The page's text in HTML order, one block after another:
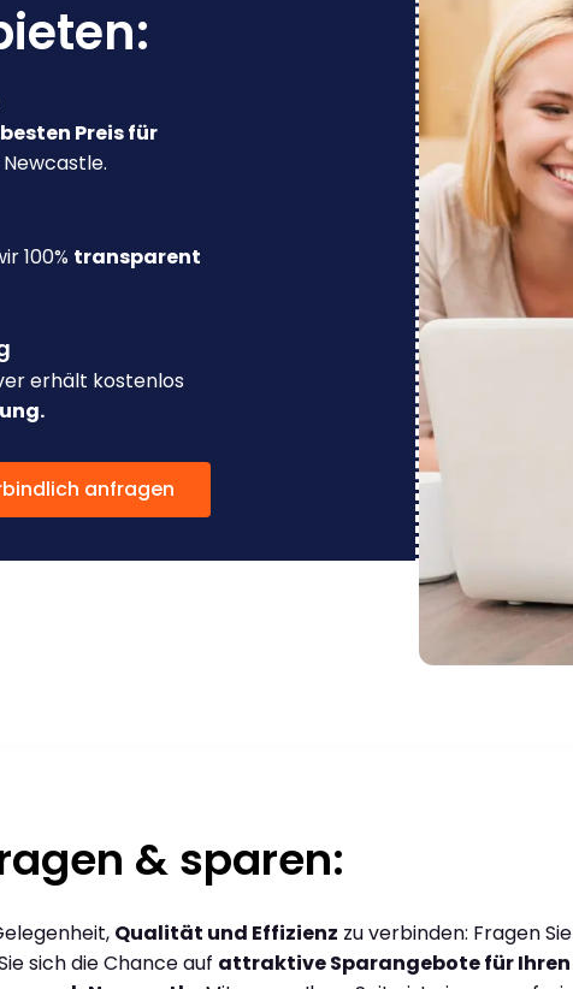
besten Preis für
100% transparent
erhält kostenlos
anfragen
& sparen:
Qualität und Effizienz zu verbinden: Fragen Sie
sich die Chance auf attraktive Sparangebote für Ihren